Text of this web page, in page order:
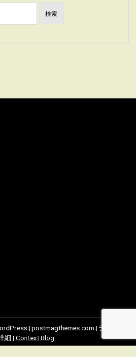
| postmagthemes.com | テーマの
細 | Context Blog